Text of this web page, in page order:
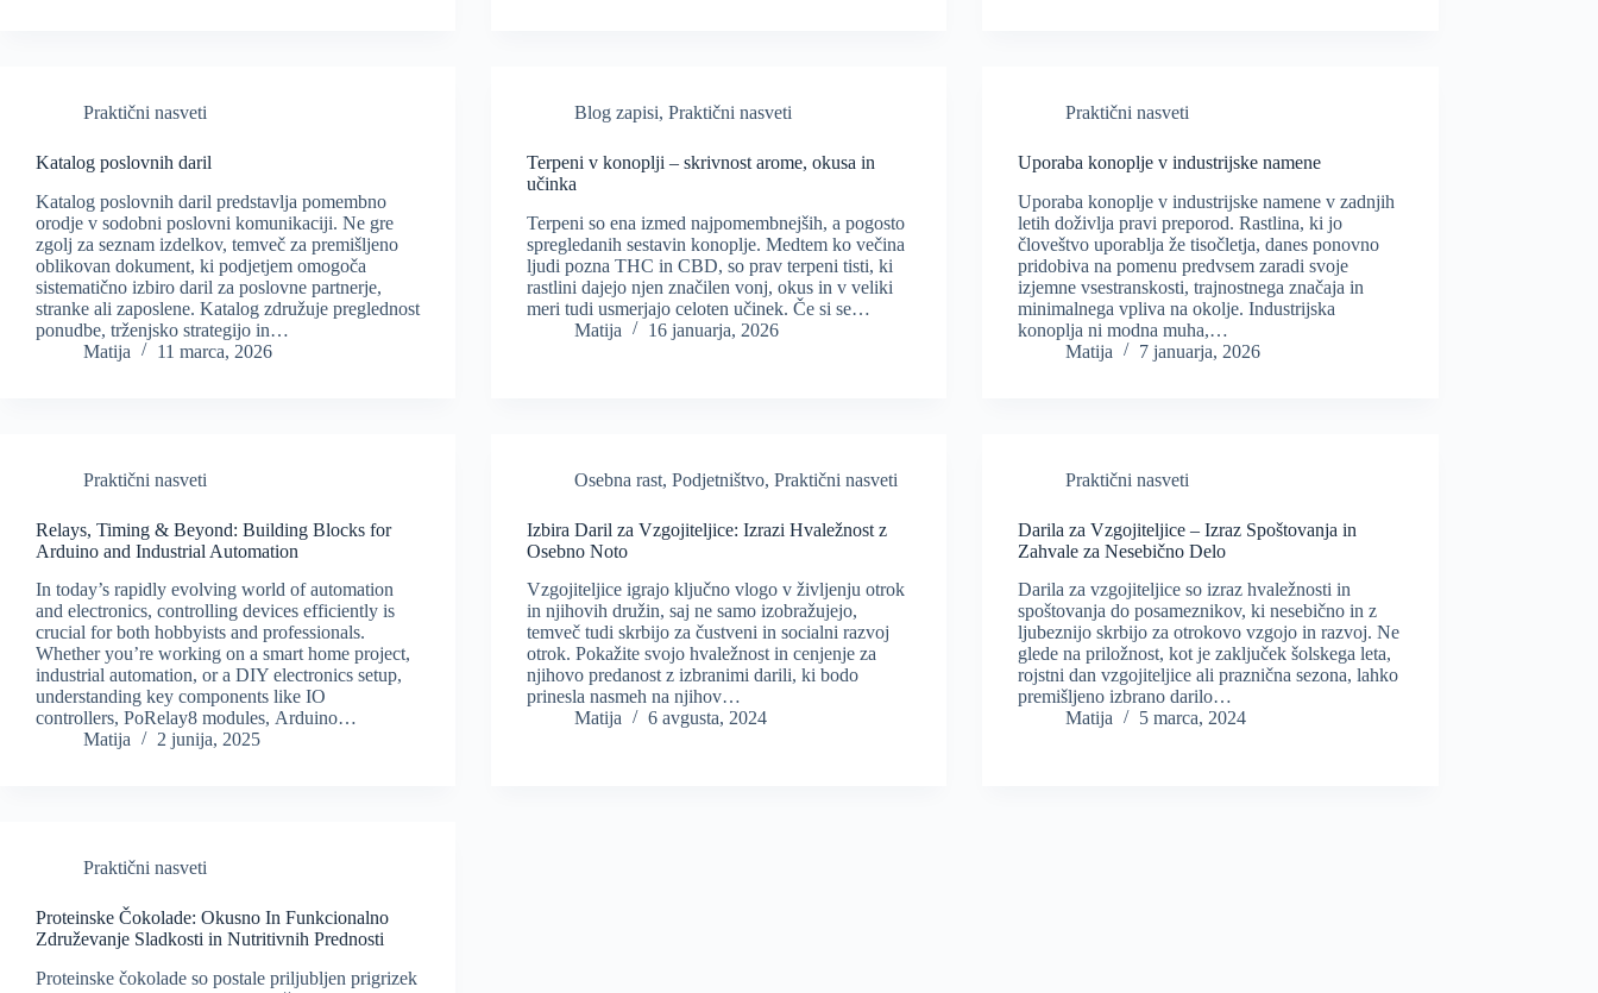
Praktični nasveti
Katalog poslovnih daril
Katalog poslovnih daril predstavlja pomembno
orodje v sodobni poslovni komunikaciji. Ne gre
zgolj za seznam izdelkov, temveč za premišljeno
oblikovan dokument, ki podjetjem omogoča
sistematično izbiro daril za poslovne partnerje,
stranke ali zaposlene. Katalog združuje preglednost
ponudbe, trženjsko strategijo in…
Matija
11 marca, 2026
Blog zapisi,Praktični nasveti
Terpeni v konoplji – skrivnost arome, okusa in
učinka
Terpeni so ena izmed najpomembnejših, a pogosto
spregledanih sestavin konoplje. Medtem ko večina
ljudi pozna THC in CBD, so prav terpeni tisti, ki
rastlini dajejo njen značilen vonj, okus in v veliki
meri tudi usmerjajo celoten učinek. Če si se…
Matija
16 januarja, 2026
Praktični nasveti
Uporaba konoplje v industrijske namene
Uporaba konoplje v industrijske namene v zadnjih
letih doživlja pravi preporod. Rastlina, ki jo
človeštvo uporablja že tisočletja, danes ponovno
pridobiva na pomenu predvsem zaradi svoje
izjemne vsestranskosti, trajnostnega značaja in
minimalnega vpliva na okolje. Industrijska
konoplja ni modna muha,…
Matija
7 januarja, 2026
Praktični nasveti
Relays, Timing & Beyond: Building Blocks for
Arduino and Industrial Automation
In today’s rapidly evolving world of automation
and electronics, controlling devices efficiently is
crucial for both hobbyists and professionals.
Whether you’re working on a smart home project,
industrial automation, or a DIY electronics setup,
understanding key components like IO
controllers, PoRelay8 modules, Arduino…
Matija
2 junija, 2025
Osebna rast,Podjetništvo,Praktični nasveti
Izbira Daril za Vzgojiteljice: Izrazi Hvaležnost z
Osebno Noto
Vzgojiteljice igrajo ključno vlogo v življenju otrok
in njihovih družin, saj ne samo izobražujejo,
temveč tudi skrbijo za čustveni in socialni razvoj
otrok. Pokažite svojo hvaležnost in cenjenje za
njihovo predanost z izbranimi darili, ki bodo
prinesla nasmeh na njihov…
Matija
6 avgusta, 2024
Praktični nasveti
Darila za Vzgojiteljice – Izraz Spoštovanja in
Zahvale za Nesebično Delo
Darila za vzgojiteljice so izraz hvaležnosti in
spoštovanja do posameznikov, ki nesebično in z
ljubeznijo skrbijo za otrokovo vzgojo in razvoj. Ne
glede na priložnost, kot je zaključek šolskega leta,
rojstni dan vzgojiteljice ali praznična sezona, lahko
premišljeno izbrano darilo…
Matija
5 marca, 2024
Praktični nasveti
Proteinske Čokolade: Okusno In Funkcionalno
Združevanje Sladkosti in Nutritivnih Prednosti
Proteinske čokolade so postale priljubljen prigrizek